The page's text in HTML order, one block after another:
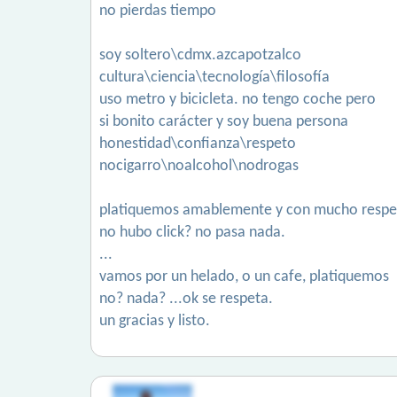
no pierdas tiempo
soy soltero\cdmx.azcapotzalco
cultura\ciencia\tecnología\filosofía
uso metro y bicicleta. no tengo coche pero
si bonito carácter y soy buena persona
honestidad\confianza\respeto
nocigarro\noalcohol\nodrogas
platiquemos amablemente y con mucho
no hubo click? no pasa nada.
...
vamos por un helado, o un cafe, platiquemos
no? nada? ...ok se respeta.
un gracias y listo.